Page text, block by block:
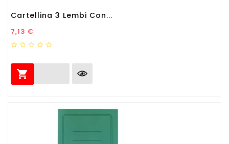
Cartellina 3 Lembi Con...
Prezzo
7,13 €
